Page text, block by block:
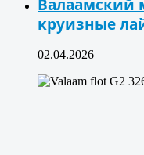
Валаамский
круизные
02.04.2026